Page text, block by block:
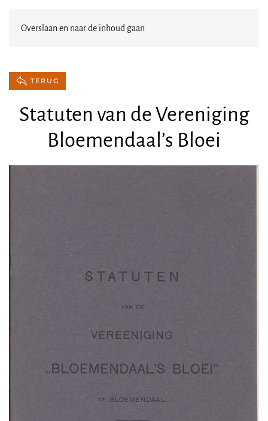
Overslaan en naar de inhoud gaan
TERUG
Statuten van de Vereniging
Bloemendaal’s Bloei